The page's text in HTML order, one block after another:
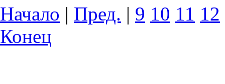
Начало | Пред. | 9 10 11 12
Конец